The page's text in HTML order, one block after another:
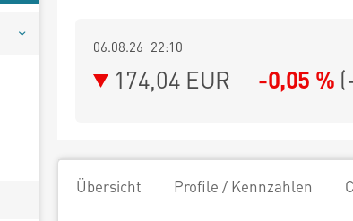
06.08.26 22:10
174,04 EUR -0,05 % (
Übersicht Profile / Kennzahlen